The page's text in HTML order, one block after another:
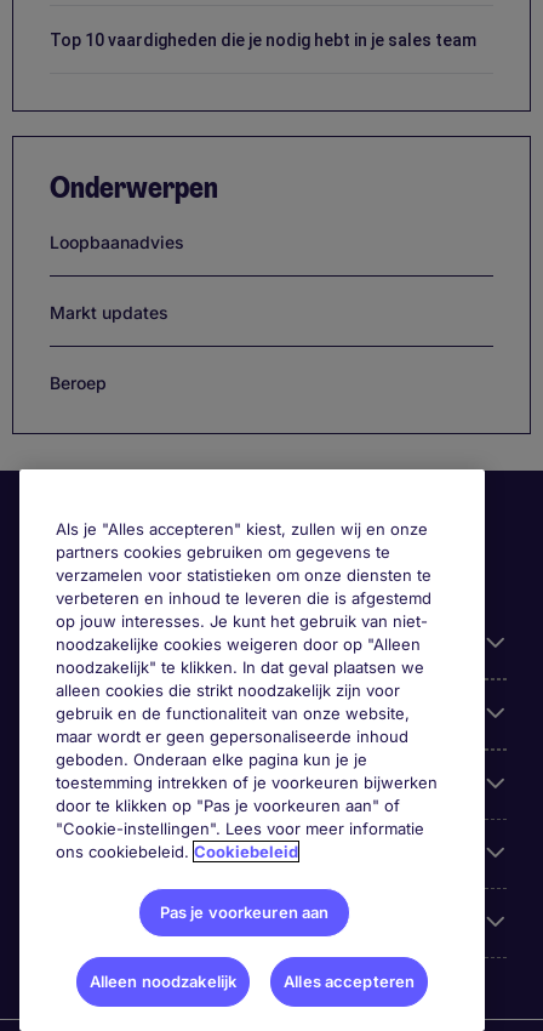
Top 10 vaardigheden die je nodig hebt in je sales team
Onderwerpen
Loopbaanadvies
Markt updates
Beroep
Handige informatie
Onze expertise
Google Rating
Mobile apps
Over Michael Page
Als je "Alles accepteren" kiest, zullen wij en onze
partners cookies gebruiken om gegevens te
verzamelen voor statistieken om onze diensten te
verbeteren en inhoud te leveren die is afgestemd
op jouw interesses. Je kunt het gebruik van niet-
noodzakelijke cookies weigeren door op "Alleen
noodzakelijk" te klikken. In dat geval plaatsen we
alleen cookies die strikt noodzakelijk zijn voor
gebruik en de functionaliteit van onze website,
maar wordt er geen gepersonaliseerde inhoud
geboden. Onderaan elke pagina kun je je
toestemming intrekken of je voorkeuren bijwerken
door te klikken op "Pas je voorkeuren aan" of
"Cookie-instellingen". Lees voor meer informatie
ons cookiebeleid. Cookiebeleid
Pas je voorkeuren aan
Alleen noodzakelijk Alles accepteren